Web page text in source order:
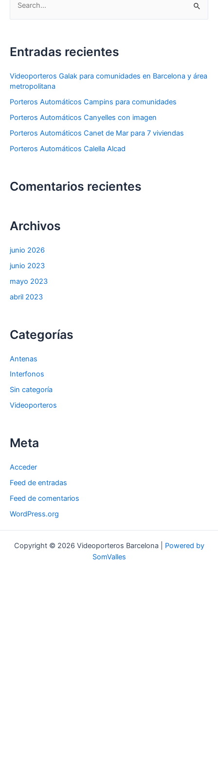
Entradas recientes
Videoporteros Galak para comunidades en Barcelona y área
metropolitana
Porteros Automáticos Campins para comunidades
Porteros Automáticos Canyelles con imagen
Porteros Automáticos Canet de Mar para 7 viviendas
Porteros Automáticos Calella Alcad
Comentarios recientes
Archivos
junio 2026
junio 2023
mayo 2023
abril 2023
Categorías
Antenas
Interfonos
Sin categoría
Videoporteros
Meta
Acceder
Feed de entradas
Feed de comentarios
WordPress.org
Copyright © 2026 Videoporteros Barcelona | Powered by
SomValles